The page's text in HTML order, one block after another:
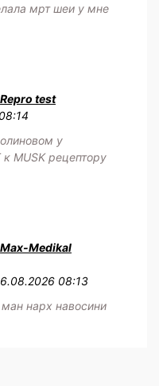
мрт шеи у мне
Repro test
у
MUSK рецептору
Max-Medikal
08:13
нарх навосини